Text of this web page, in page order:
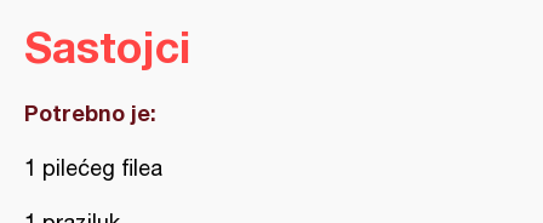
Sastojci
Potrebno je:
1 pilećeg filea